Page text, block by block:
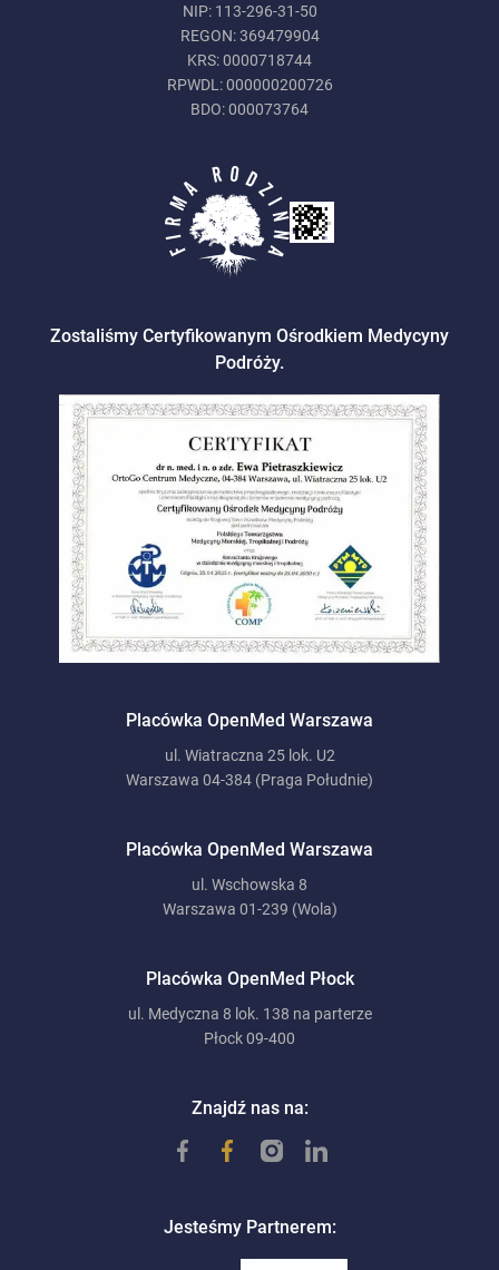
NIP: 113-296-31-50
REGON: 369479904
KRS: 0000718744
RPWDL: 000000200726
BDO: 000073764
Zostaliśmy Certyfikowanym Ośrodkiem Medycyny
Podróży.
Placówka OpenMed Warszawa
ul. Wiatraczna 25 lok. U2
Warszawa 04-384 (Praga Południe)
Placówka OpenMed Warszawa
ul. Wschowska 8
Warszawa 01-239 (Wola)
Placówka OpenMed Płock
ul. Medyczna 8 lok. 138 na parterze
Płock 09-400
Znajdź nas na:
Jesteśmy Partnerem: